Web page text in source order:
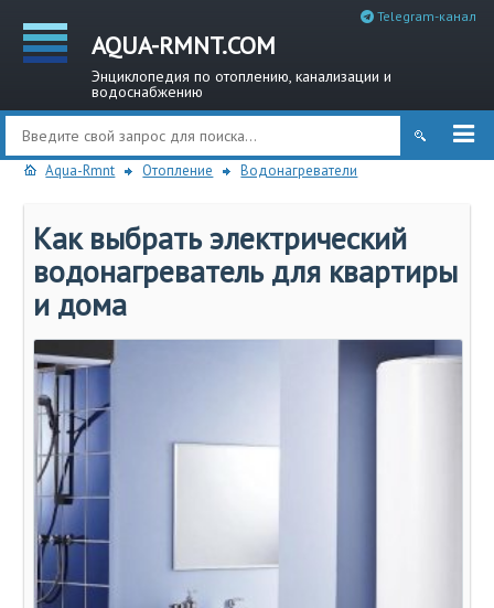
AQUA-RMNT.COM
Энциклопедия по отоплению, канализации и
водоснабжению
Telegram-канал
Aqua-Rmnt Отопление Водонагреватели
Как выбрать электрический
водонагреватель для квартиры
и дома